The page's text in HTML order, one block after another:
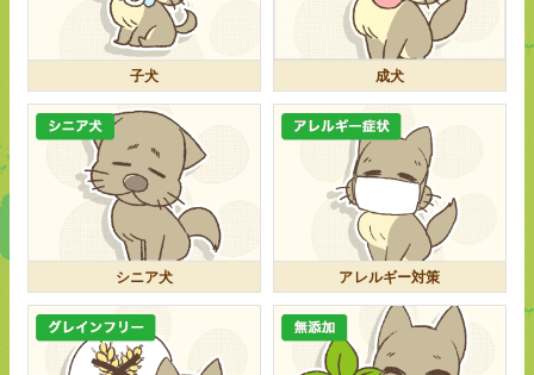
子犬 成犬
シニア犬 アレルギー対策